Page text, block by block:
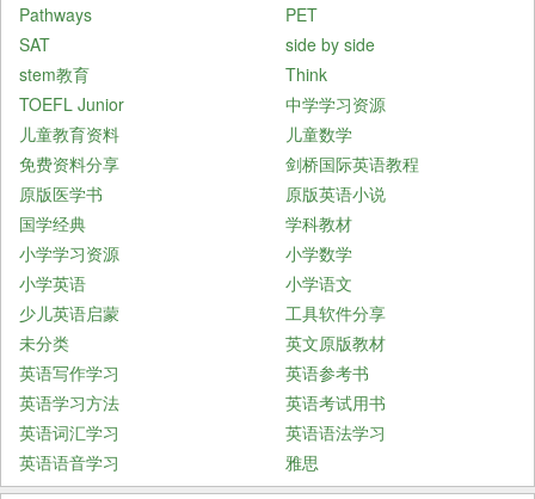
Pathways
PET
SAT
side by side
stem教育
Think
TOEFL Junior
中学学习资源
儿童教育资料
儿童数学
免费资料分享
剑桥国际英语教程
原版医学书
原版英语小说
国学经典
学科教材
小学学习资源
小学数学
小学英语
小学语文
少儿英语启蒙
工具软件分享
未分类
英文原版教材
英语写作学习
英语参考书
英语学习方法
英语考试用书
英语词汇学习
英语语法学习
英语语音学习
雅思